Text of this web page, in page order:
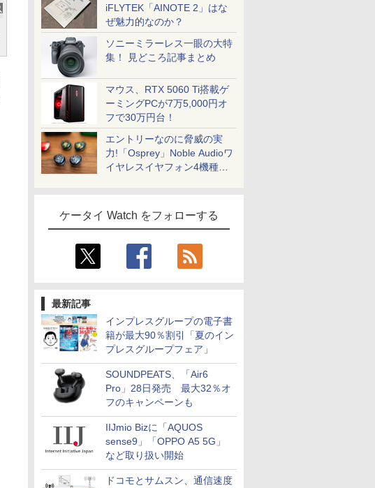
iFLYTEK「AINOTE 2」はな
ぜ魅力的なのか？
ソニーミラーレス一眼の大特
集！ 見どころ記事まとめ
マウス、RTX 5060 Ti搭載ゲ
ーミングPCが7万5,000円オ
フで30万円台！
エントリーなのに脅威の実
力!「Osprey」Noble Audioワ
イヤレスイヤフォン4機種を
ケータイ Watch をフォローする
最新記事
インプレスグループの電子書
籍が最大90％割引「夏のイン
プレスグループフェア」
SOUNDPEATS、「Air6
Pro」28日発売 最大32％オ
フのキャンペーンも
IIJmio Bizに「AQUOS
sense9」「OPPO A5 5G」
など取り扱い開始
ドコモとサムスン、通信速度